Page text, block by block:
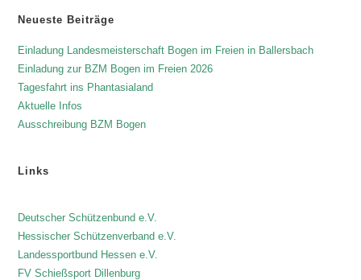
Neueste Beiträge
Einladung Landesmeisterschaft Bogen im Freien in Ballersbach
Einladung zur BZM Bogen im Freien 2026
Tagesfahrt ins Phantasialand
Aktuelle Infos
Ausschreibung BZM Bogen
Links
Deutscher Schützenbund e.V.
Hessischer Schützenverband e.V.
Landessportbund Hessen e.V.
FV Schießsport Dillenburg